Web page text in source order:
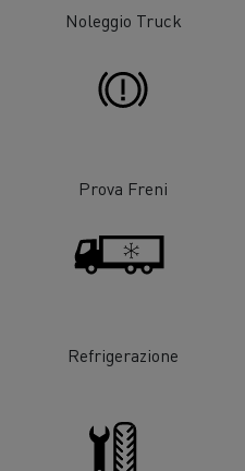
Noleggio Truck
Prova Freni
Refrigerazione